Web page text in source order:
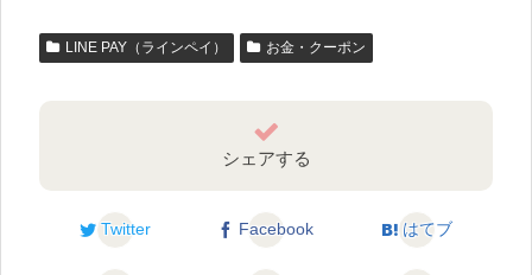
LINE PAY（ラインペイ） お金・クーポン
シェアする
Twitter Facebook はてブ